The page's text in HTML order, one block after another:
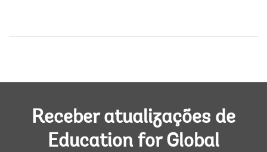
Receber atualizações de
Education for Global